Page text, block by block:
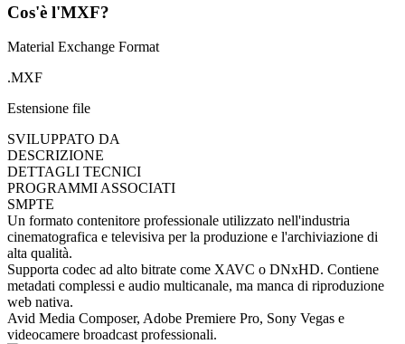
Cos'è l'MXF?
Material Exchange Format
.MXF
Estensione file
SVILUPPATO DA
DESCRIZIONE
DETTAGLI TECNICI
PROGRAMMI ASSOCIATI
SMPTE
Un formato contenitore professionale utilizzato nell'industria
cinematografica e televisiva per la produzione e l'archiviazione di
alta qualità.
Supporta codec ad alto bitrate come XAVC o DNxHD. Contiene
metadati complessi e audio multicanale, ma manca di riproduzione
web nativa.
Avid Media Composer, Adobe Premiere Pro, Sony Vegas e
videocamere broadcast professionali.